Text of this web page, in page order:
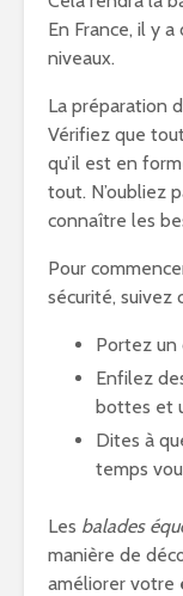
En France, il y
niveaux.
La préparation
Vérifiez que
qu’il est en
tout. N’oubliez
connaître les
Pour
sécurité, suivez
Portez un
Enfilez
bottes et
Dites à
temps
Les balades
manière de
améliorer votre